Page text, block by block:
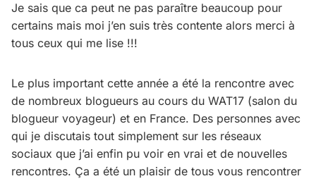
Je sais que ca peut ne pas paraître beaucoup pour
certains mais moi j’en suis très contente alors merci à
tous ceux qui me lise !!!
Le plus important cette année a été la rencontre avec
de nombreux blogueurs au cours du WAT17 (salon du
blogueur voyageur) et en France. Des personnes avec
qui je discutais tout simplement sur les réseaux
sociaux que j’ai enfin pu voir en vrai et de nouvelles
rencontres. Ça a été un plaisir de tous vous rencontrer